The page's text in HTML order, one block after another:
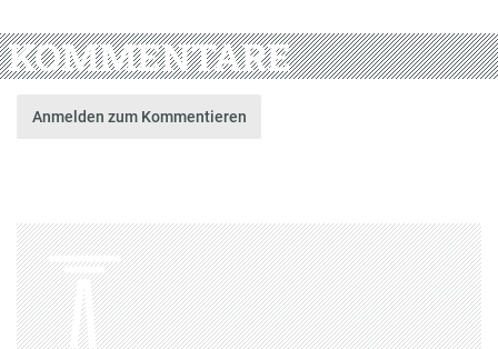
KOMMENTARE
Anmelden zum Kommentieren